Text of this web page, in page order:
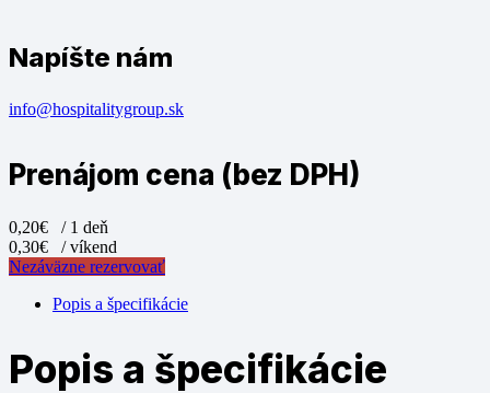
Napíšte nám
info@hospitalitygroup.sk
Prenájom cena (bez DPH)
0,20€ / 1 deň
0,30€ / víkend
Nezáväzne rezervovať
Popis a špecifikácie
Popis a špecifikácie